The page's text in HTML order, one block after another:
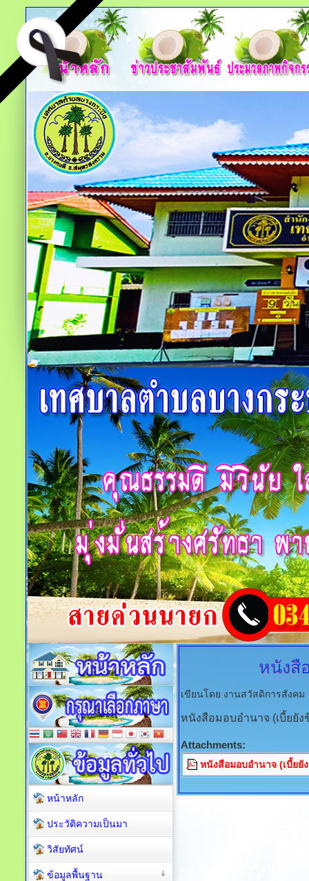
หนังสื
เขียนโดย งานสวัสดิการสังคม
หนังสือมอบอำนาจ (เบี้ยยัง
Attachments:
หนังสือมอบอำนาจ (เบี้ยยั
หน้าหลัก
ประวัติความเป็นมา
วิสัยทัศน์
ข้อมูลพื้นฐาน